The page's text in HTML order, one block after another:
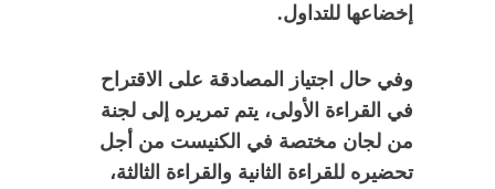
إخضاعها للتداول.
وفي حال اجتياز المصادقة على الاقتراح
في القراءة الأولى، يتم تمريره إلى لجنة
من لجان مختصة في الكنيست من أجل
تحضيره للقراءة الثانية والقراءة الثالثة،